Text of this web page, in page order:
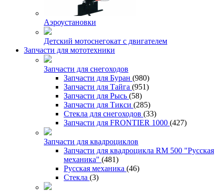
Аэроустановки
Детский мотоснегокат с двигателем
Запчасти для мототехники
Запчасти для снегоходов
Запчасти для Буран (980)
Запчасти для Тайга (951)
Запчасти для Рысь (58)
Запчасти для Тикси (285)
Стекла для снегоходов (33)
Запчасти для FRONTIER 1000 (427)
Запчасти для квадроциклов
Запчасти для квадроцикла RM 500 "Русская
механика" (481)
Русская механика (46)
Стекла (3)